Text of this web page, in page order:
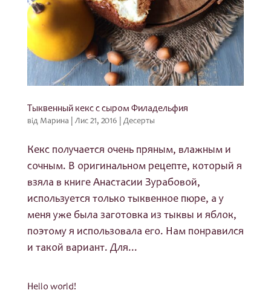
Тыквенный кекс с сыром Филадельфия
від Марина Лис 21, 2016 Десерты
Кекс получается очень пряным, влажным и
сочным. В оригинальном рецепте, который я
взяла в книге Анастасии Зурабовой,
используется только тыквенное пюре, а у
меня уже была заготовка из тыквы и яблок,
поэтому я использовала его. Нам понравился
и такой вариант. Для...
Hello world!